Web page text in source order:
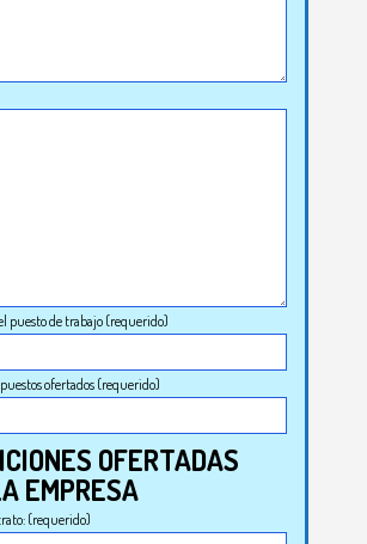
puesto de trabajo (requerido)
ofertados (requerido)
OFERTADAS
EMPRESA
(requerido)